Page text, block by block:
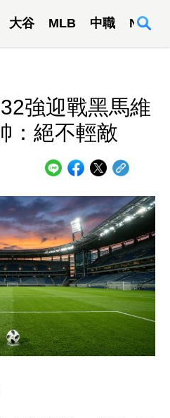
大谷 MLB 中職 NBA
強迎戰黑馬維
絕不輕敵